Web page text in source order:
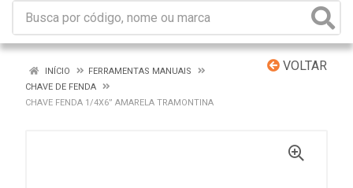
VOLTAR
INÍCIO
FERRAMENTAS MANUAIS
CHAVE DE FENDA
CHAVE FENDA 1/4X6” AMARELA TRAMONTINA